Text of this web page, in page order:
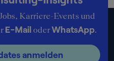
Karriere-Events und
E-Mail oderWhatsApp.
anmelden